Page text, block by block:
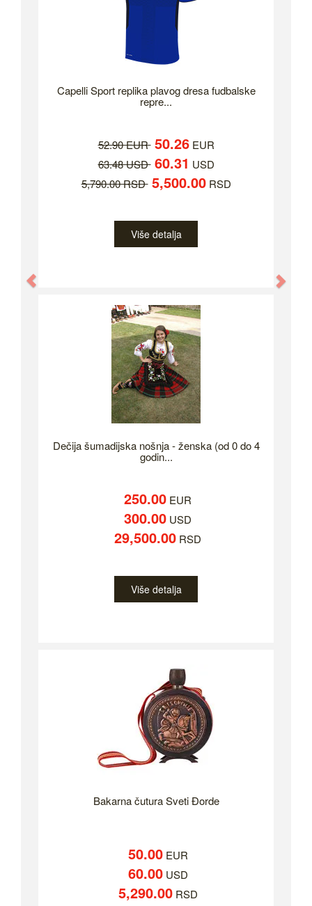
Capelli Sport replika plavog dresa fudbalske
repre...
52.90 EUR 50.26EUR
63.48 USD 60.31 USD
5,790.00 RSD 5,500.00RSD
Više detalja
Dečija šumadijska nošnja - ženska (od 0 do 4
godin...
250.00 EUR
300.00 USD
29,500.00 RSD
Više detalja
Bakarna čutura Sveti Đorde
50.00EUR
60.00USD
5,290.00RSD